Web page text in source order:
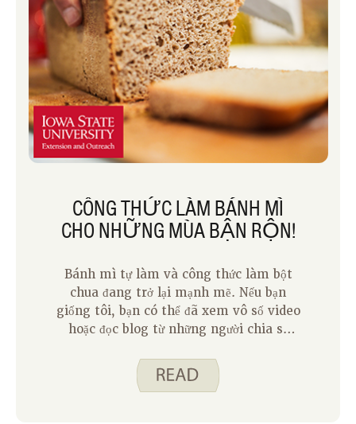
CÔNG THỨC LÀM BÁNH MÌ
CHO NHỮNG MÙA BẬN RỘN!
Bánh mì tự làm và công thức làm bột
chua đang trở lại mạnh mẽ. Nếu bạn
giống tôi, bạn có thể đã xem vô số video
hoặc đọc blog từ những người chia sẻ
thế nào.